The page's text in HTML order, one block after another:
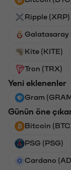
Ripple (XRP)
Galatasaray
Kite (KITE)
Tron (TRX)
Yeni eklenenler
Gram
Günün öne
Bitcoin
PSG (PSG)
Cardano